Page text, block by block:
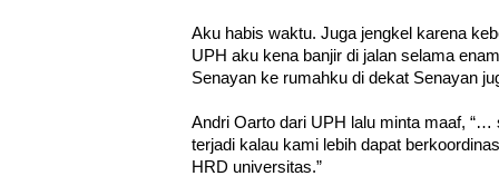
Aku habis waktu. Juga jengkel karena
UPH aku kena banjir di jalan selama
Senayan ke rumahku di dekat Senayan
Andri Oarto dari UPH lalu minta maaf, “…
terjadi kalau kami lebih dapat
HRD universitas.”